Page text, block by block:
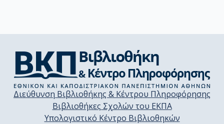
Διεύθυνση Βιβλιοθήκης & Κέντρου Πληροφόρησης
Βιβλιοθήκες Σχολών του ΕΚΠΑ
Υπολογιστικό Κέντρο Βιβλιοθηκών